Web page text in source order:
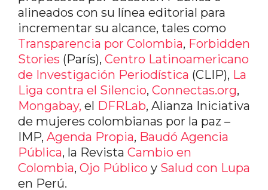
alineados con su línea editorial para
incrementar su alcance, tales como
Transparencia por Colombia, Forbidden
Stories (París), Centro Latinoamericano
de Investigación Periodística (CLIP), La
Liga contra el Silencio, Connectas.org,
Mongabay, el DFRLab, Alianza Iniciativa
de mujeres colombianas por la paz –
IMP, Agenda Propia, Baudó Agencia
Pública, la Revista Cambio en
Colombia, Ojo Público y Salud con Lupa
en Perú.